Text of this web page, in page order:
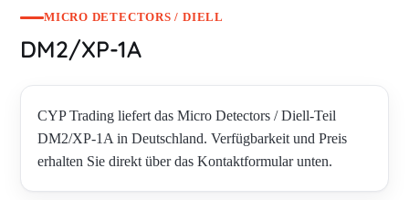
MICRO DETECTORS / DIELL
DM2/XP-1A
CYP Trading liefert das Micro Detectors / Diell-Teil
DM2/XP-1A in Deutschland. Verfügbarkeit und Preis
erhalten Sie direkt über das Kontaktformular unten.